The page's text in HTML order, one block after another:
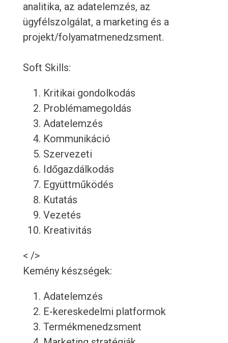
analitika, az adatelemzés, az
ügyfélszolgálat, a marketing és a
projekt/folyamatmenedzsment.
Soft Skills:
Kritikai gondolkodás
Problémamegoldás
Adatelemzés
Kommunikáció
Szervezeti
Időgazdálkodás
Együttműködés
Kutatás
Vezetés
Kreativitás
< />
Kemény készségek:
Adatelemzés
E-kereskedelmi platformok
Termékmenedzsment